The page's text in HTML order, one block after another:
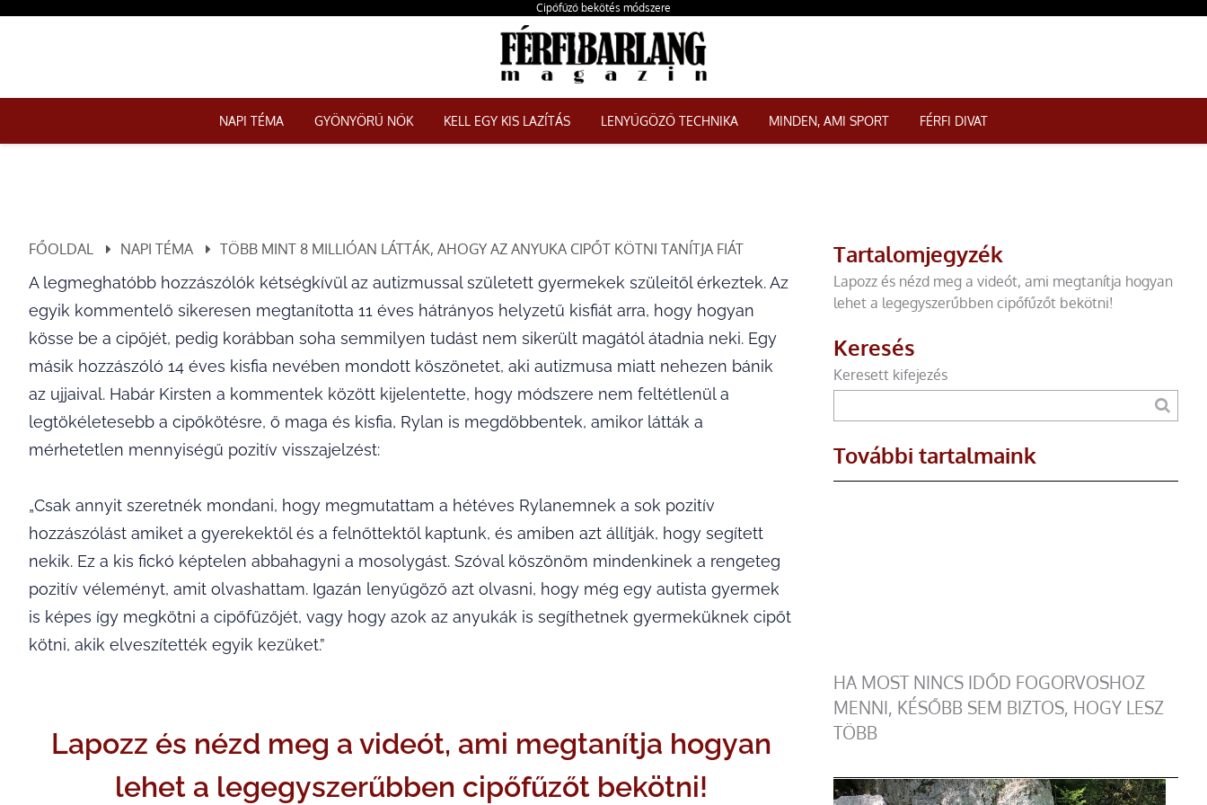
Cipőfűző bekötés módszere
NAPI TÉMA GYÖNYÖRŰ NŐK KELL EGY KIS LAZÍTÁS LENYŰGÖZŐ TECHNIKA MINDEN, AMI SPORT FÉRFI DIVAT
FŐOLDAL NAPI TÉMA TÖBB MINT 8 MILLIÓAN LÁTTÁK, AHOGY AZ ANYUKA CIPŐT KÖTNI TANÍTJA FIÁT
A legmeghatóbb hozzászólók kétségkívül az autizmussal született gyermekek szüleitől érkeztek. Az
egyik kommentelő sikeresen megtanította 11 éves hátrányos helyzetű kisfiát arra, hogy hogyan
kösse be a cipőjét, pedig korábban soha semmilyen tudást nem sikerült magától átadnia neki. Egy
másik hozzászóló 14 éves kisfia nevében mondott köszönetet, aki autizmusa miatt nehezen bánik
az ujjaival. Habár Kirsten a kommentek között kijelentette, hogy módszere nem feltétlenül a
legtökéletesebb a cipőkötésre, ő maga és kisfia, Rylan is megdöbbentek, amikor látták a
mérhetetlen mennyiségű pozitív visszajelzést:
„Csak annyit szeretnék mondani, hogy megmutattam a hétéves Rylanemnek a sok pozitív
hozzászólást amiket a gyerekektől és a felnőttektől kaptunk, és amiben azt állítják, hogy segített
nekik. Ez a kis fickó képtelen abbahagyni a mosolygást. Szóval köszönöm mindenkinek a rengeteg
pozitív véleményt, amit olvashattam. Igazán lenyűgöző azt olvasni, hogy még egy autista gyermek
is képes így megkötni a cipőfűzőjét, vagy hogy azok az anyukák is segíthetnek gyermeküknek cipőt
kötni, akik elveszítették egyik kezüket.”
Lapozz és nézd meg a videót, ami megtanítja hogyan
lehet a legegyszerűbben cipőfűzőt bekötni!
Tartalomjegyzék
Lapozz és nézd meg a videót, ami megtanítja hogyan
lehet a legegyszerűbben cipőfűzőt bekötni!
Keresés
Keresett kifejezés
További tartalmaink
HA MOST NINCS IDŐD FOGORVOSHOZ
MENNI, KÉSŐBB SEM BIZTOS, HOGY LESZ
TÖBB